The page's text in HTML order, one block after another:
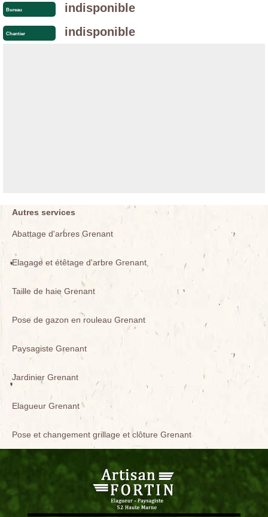
Bureau indisponible
Chantier indisponible
Autres services
Abattage d'arbres Grenant
Elagage et étêtage d'arbre Grenant
Taille de haie Grenant
Pose de gazon en rouleau Grenant
Paysagiste Grenant
Jardinier Grenant
Elagueur Grenant
Pose et changement grillage et clôture Grenant